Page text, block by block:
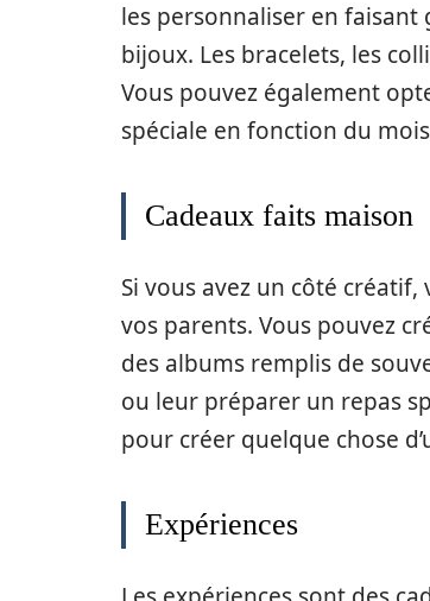
les personnaliser en faisant
bijoux. Les bracelets, les
Vous pouvez également
spéciale en fonction du
Cadeaux faits maison
Si vous avez un côté
vos parents. Vous pouvez
des albums remplis de
ou leur préparer un repas
pour créer quelque chose
Expériences